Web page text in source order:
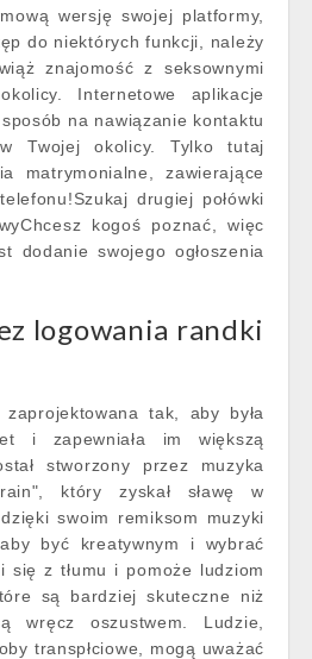
wersję swojej platformy,
do niektórych funkcji, należy
znajomość z seksownymi
Internetowe aplikacje
na nawiązanie kontaktu
Twojej okolicy. Tylko tutaj
matrymonialne, zawierające
drugiej połówki
kogoś poznać, więc
dodanie swojego ogłoszenia
logowania randki
tak, aby była
i zapewniała im większą
stworzony przez muzyka
który zyskał sławę w
swoim remiksom muzyki
być kreatywnym i wybrać
się z tłumu i pomoże ludziom
są bardziej skuteczne niż
wręcz oszustwem. Ludzie,
transpłciowe, mogą uważać